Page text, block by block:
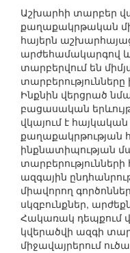
Աշխարհի տարբեր
քաղաքակրթական
հայերն
արժեհամակարգով և
տարբերվում են
Ինքնին վերցրած
բացասական
վկայում է հայկական
քաղաքակրթության
ինքնատիպության
տարբերությունների
ազգային
միավորող
սկզբունքներ,
Հակառակ դեպքում
կվերածվի ազգի
միջավայրերում